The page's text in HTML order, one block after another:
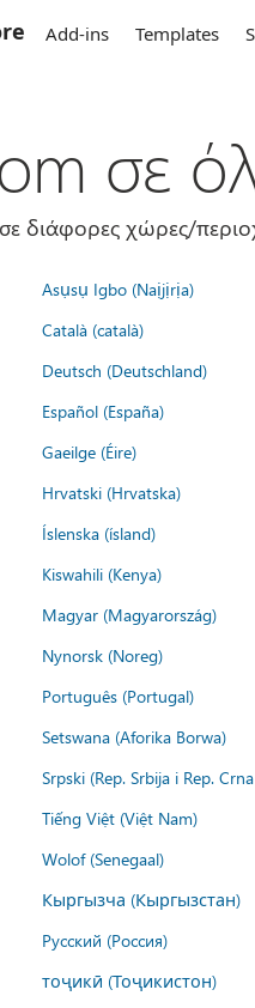
Add-ins Templates
σε
διάφορες χώρες/
Asụsụ Igbo (Naịjịrịa)
Català (català)
Deutsch (Deutschland)
Español (España)
Gaeilge (Éire)
Hrvatski (Hrvatska)
Íslenska (ísland)
Kiswahili (Kenya)
Magyar (Magyarország)
Nynorsk (Noreg)
Português (Portugal)
Setswana (Aforika Borwa)
Srpski (Rep. Srbija i Rep.
Tiếng Việt (Việt Nam)
Wolof (Senegaal)
Кыргызча (Кыргызстан)
Русский (Россия)
тоҷикӣ (Тоҷикистон)